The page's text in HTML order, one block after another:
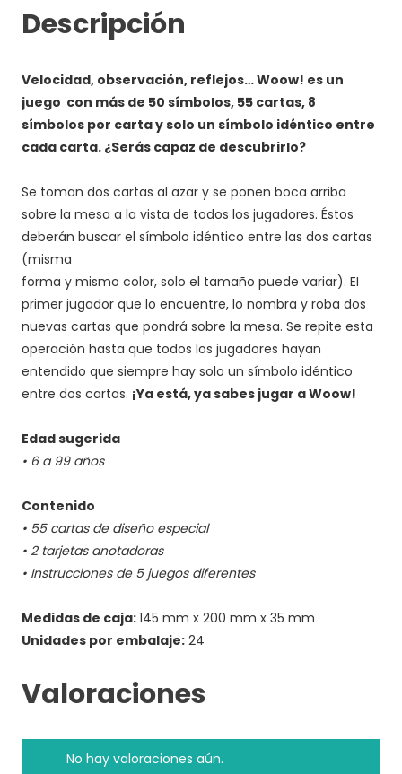
Descripción
Velocidad, observación, reflejos… Woow! es un
juego con más de 50 símbolos, 55 cartas, 8
símbolos por carta y solo un símbolo idéntico entre
cada carta. ¿Serás capaz de descubrirlo?
Se toman dos cartas al azar y se ponen boca arriba
sobre la mesa a la vista de todos los jugadores. Éstos
deberán buscar el símbolo idéntico entre las dos cartas
(misma
forma y mismo color, solo el tamaño puede variar). EI
primer jugador que lo encuentre, lo nombra y roba dos
nuevas cartas que pondrá sobre la mesa. Se repite esta
operación hasta que todos los jugadores hayan
entendido que siempre hay solo un símbolo idéntico
entre dos cartas. ¡Ya está, ya sabes jugar a Woow!
Edad sugerida
• 6 a 99 años
Contenido
• 55 cartas de diseño especial
• 2 tarjetas anotadoras
• Instrucciones de 5 juegos diferentes
Medidas de caja:145 mm x 200 mm x 35 mm
Unidades por embalaje: 24
Valoraciones
No hay valoraciones aún.